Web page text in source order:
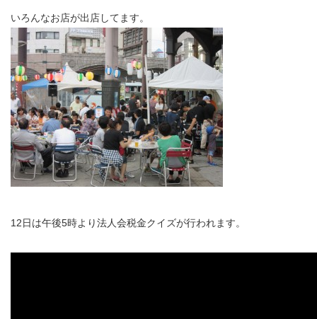
いろんなお店が出店してます。
12日は午後5時より法人会税金クイズが行われます。